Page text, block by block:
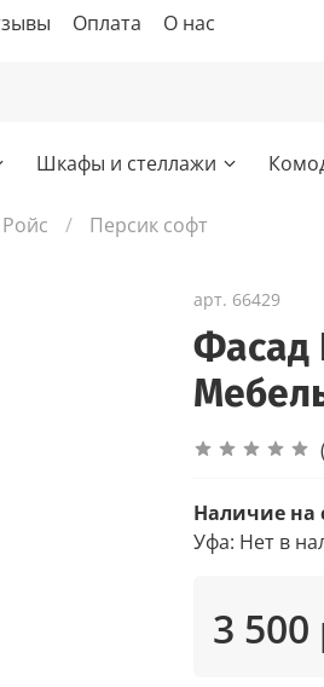
Оплата О нас
Шкафы и стеллажи
Ройс Персик софт
арт. 66429
Фасад
Наличие на
Уфа: Нет в
3 500